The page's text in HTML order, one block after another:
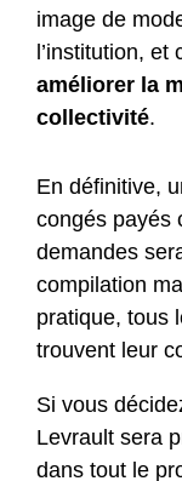
image de
l’institution,
améliorer la
collectivité.
En définitive,
congés payés
demandes
compilation
pratique, tous
trouvent leur
Si vous
Levrault sera
dans tout le